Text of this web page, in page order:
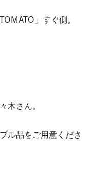
」すぐ側。
木さん。
ル品をご用意くださ